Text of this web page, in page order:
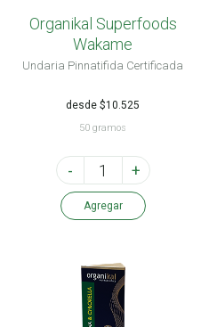
Organikal Superfoods
Wakame
Undaria Pinnatifida Certificada
desde $10.525
50 gramos
- +
Agregar